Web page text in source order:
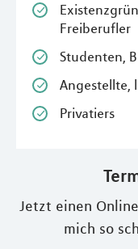
Freiberufler
Studenten,
Angestellte,
Privatiers
Jetzt einen
mich so